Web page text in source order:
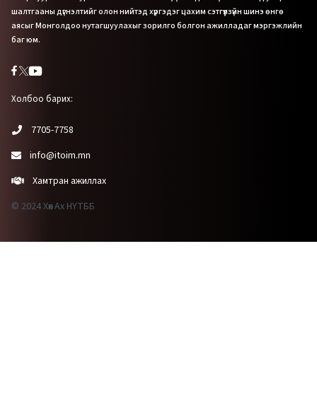
шалтгааны дүгнэлтийг олон нийтэд хүргэдэг цахим сэтгүүлзүйн шинэ өнгө
аясыг Монголдоо нутагшуулахыг зорилго болгон ажилладаг мэргэжлийн
баг юм.
Холбоо барих:
7705-7758
info@itoim.mn
Хамтран ажиллах
© 2024 Хөх Ах НҮТББ